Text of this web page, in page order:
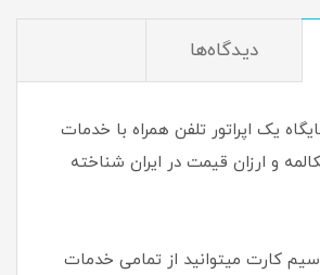
دیدگاه‌ها
یک اپراتور تلفن همراه با خدمات
و ارزان قیمت در ایران شناخته
کارت میتوانید از تمامی خدمات